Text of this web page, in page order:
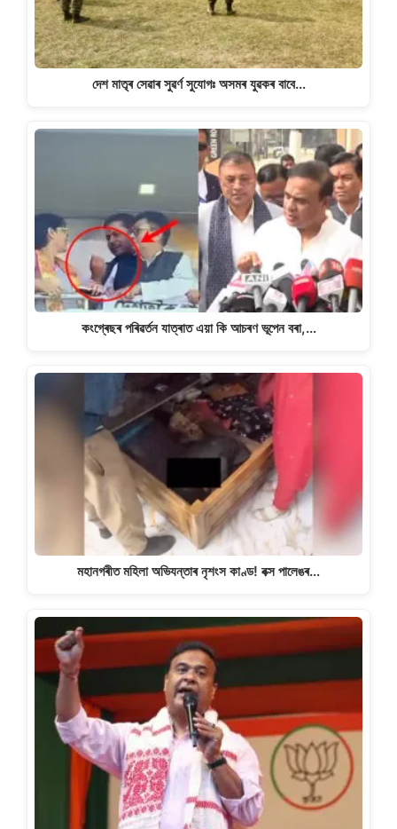
দেশ মাতৃৰ সেৱাৰ সুৱৰ্ণ সুযোগঃ অসমৰ যুৱকৰ বাবে…
কংগ্ৰেছৰ পৰিৱৰ্তন যাত্ৰাত এয়া কি আচৰণ ভূপেন বৰা,…
মহানগৰীত মহিলা অভিযন্তাৰ নৃশংস কাণ্ড! বক্স পালেঙৰ…